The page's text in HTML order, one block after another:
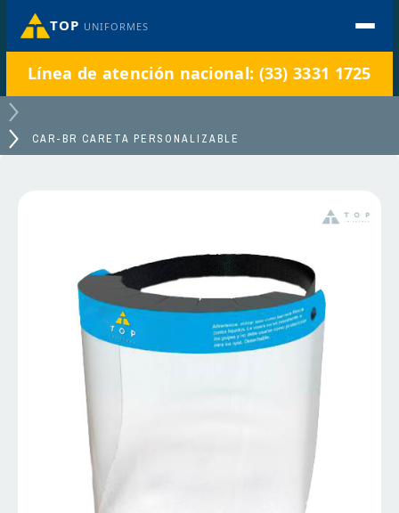
TOP UNIFORMES
Línea de atención nacional: (33) 3331 1725
CAR-BR CARETA PERSONALIZABLE